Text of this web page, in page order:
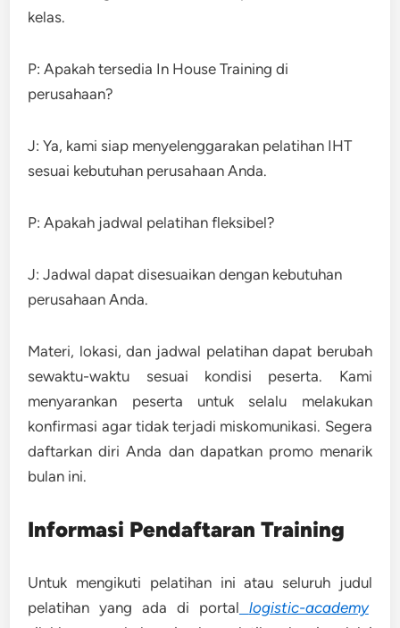
kelas.
P: Apakah tersedia In House Training di
perusahaan?
J: Ya, kami siap menyelenggarakan pelatihan IHT
sesuai kebutuhan perusahaan Anda.
P: Apakah jadwal pelatihan fleksibel?
J: Jadwal dapat disesuaikan dengan kebutuhan
perusahaan Anda.
Materi, lokasi, dan jadwal pelatihan dapat berubah
sewaktu-waktu sesuai kondisi peserta. Kami
menyarankan peserta untuk selalu melakukan
konfirmasi agar tidak terjadi miskomunikasi. Segera
daftarkan diri Anda dan dapatkan promo menarik
bulan ini.
Informasi Pendaftaran Training
Untuk mengikuti pelatihan ini atau seluruh judul
pelatihan yang ada di portal logistic-academy